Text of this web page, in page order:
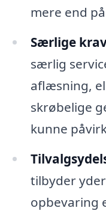
mere end
Særlige
særlig
aflæsning,
skrøbelige
kunne
tilbyder
opbevaring